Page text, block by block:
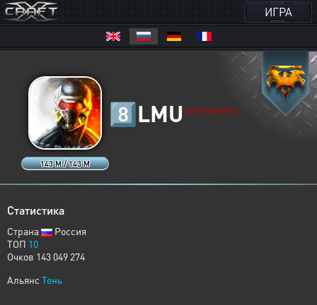
ИГРА
143 M / 143 M
8️⃣LMU GOVERNMENT
Статистика
Страна
Россия
ТОП 10
Очков 143 049 274
Альянс Тень